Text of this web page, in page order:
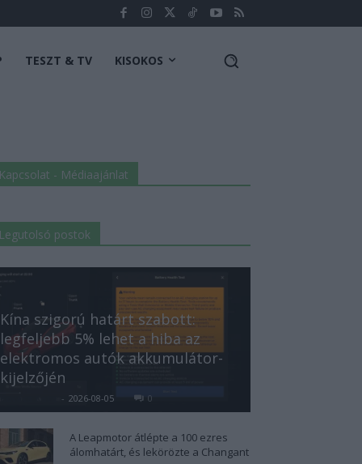
TESZT & TV KISOKOS
Kapcsolat - Médiaajánlat
Legutolsó postok
Kína szigorú határt szabott:
legfeljebb 5% lehet a hiba az
elektromos autók akkumulátor-
kijelzőjén
- 2026-08-05 0
A Leapmotor átlépte a 100 ezres
álomhatárt, és lekörözte a Changant